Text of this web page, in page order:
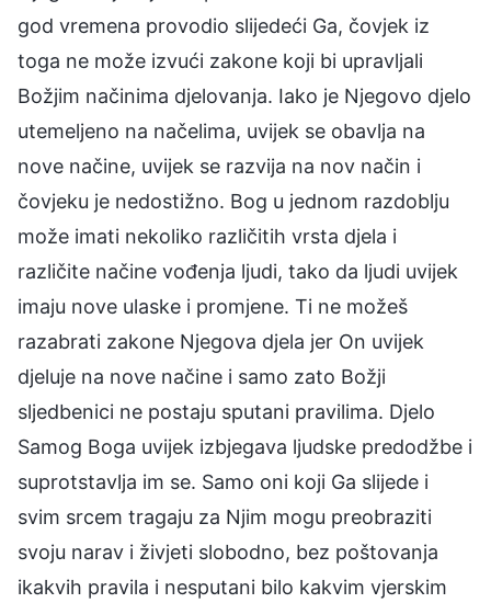
god vremena provodio slijedeći Ga, čovjek iz
toga ne može izvući zakone koji bi upravljali
Božjim načinima djelovanja. Iako je Njegovo djelo
utemeljeno na načelima, uvijek se obavlja na
nove načine, uvijek se razvija na nov način i
čovjeku je nedostižno. Bog u jednom razdoblju
može imati nekoliko različitih vrsta djela i
različite načine vođenja ljudi, tako da ljudi uvijek
imaju nove ulaske i promjene. Ti ne možeš
razabrati zakone Njegova djela jer On uvijek
djeluje na nove načine i samo zato Božji
sljedbenici ne postaju sputani pravilima. Djelo
Samog Boga uvijek izbjegava ljudske predodžbe i
suprotstavlja im se. Samo oni koji Ga slijede i
svim srcem tragaju za Njim mogu preobraziti
svoju narav i živjeti slobodno, bez poštovanja
ikakvih pravila i nesputani bilo kakvim vjerskim